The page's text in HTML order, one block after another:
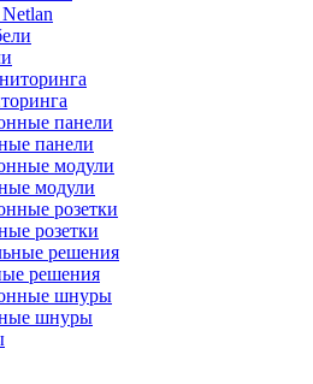
панели
модули
розетки
решения
шнуры